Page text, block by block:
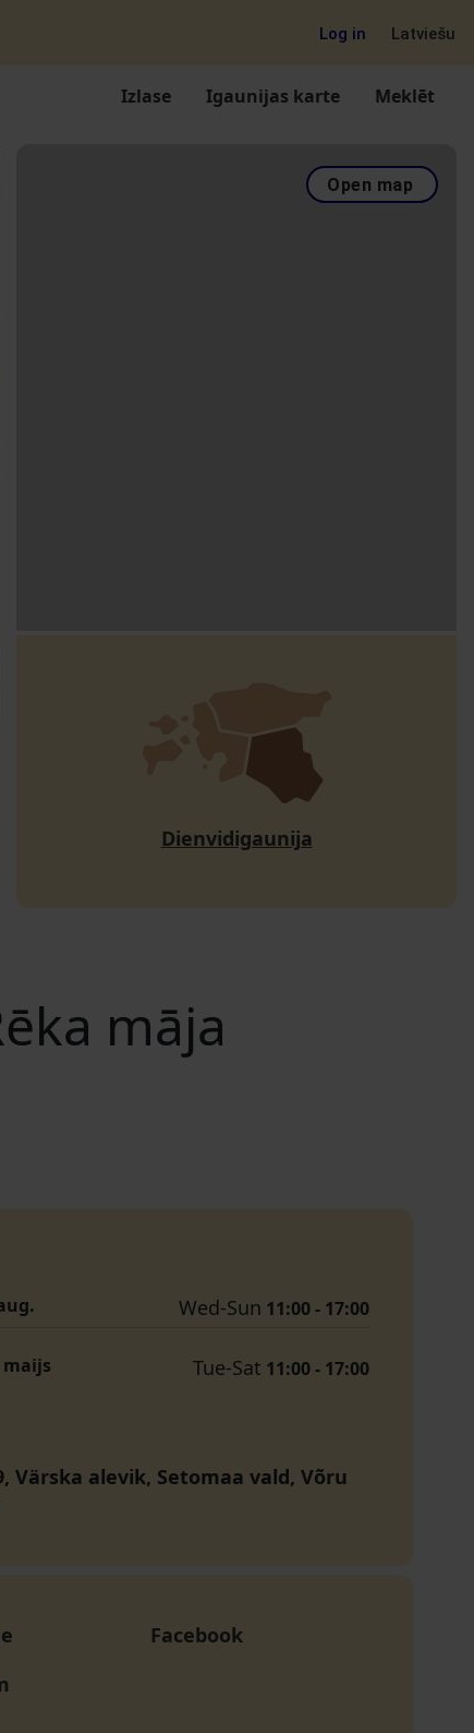
Log in Latviešu
Izlase Igaunijas karte Meklēt
Open map
Dienvidigaunija
māja
Wed-Sun 11:00 - 17:00
maijs Tue-Sat 11:00 - 17:00
Värska alevik, Setomaa vald, Võru
Facebook